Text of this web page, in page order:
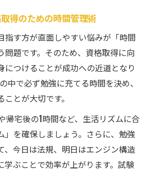
得のための時間管理術
指す方が直面しやすい悩みが「時間
問題です。そのため、資格取得に向
につけることが成功への近道となり
中で必ず勉強に充てる時間を決め、
とが大切です。
帰宅後の1時間など、生活リズムに合
」を確保しましょう。さらに、勉強
、今日は法規、明日はエンジン構造
学ぶことで効率が上がります。試験